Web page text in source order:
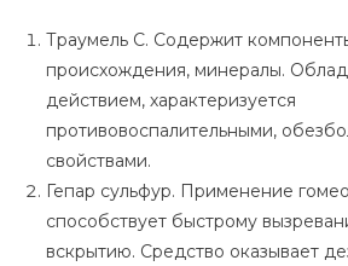
Траумель С. Содержит
происхождения, минералы.
действием, характеризуется
противовоспалительными,
свойствами.
Гепар сульфур. Применение
способствует быстрому
вскрытию. Средство оказывает